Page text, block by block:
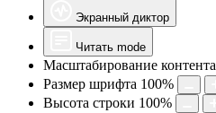
Экранный диктор
Читать mode
Масштабирование контента
Размер шрифта 100%
Высота строки 100%